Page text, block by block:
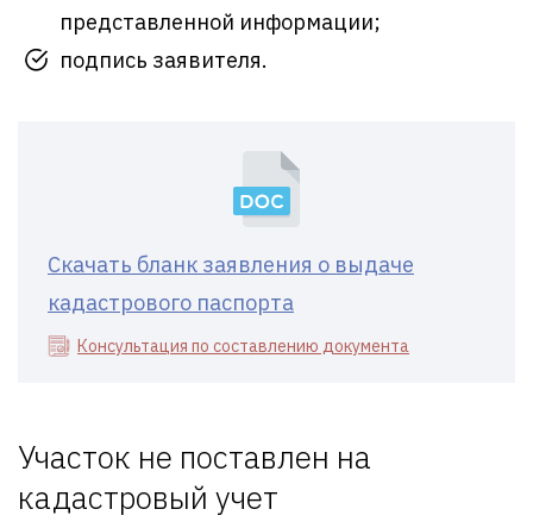
представленной информации;
подпись заявителя.
Скачать бланк заявления о выдаче
кадастрового паспорта
Консультация по составлению документа
Участок не поставлен на
кадастровый учет